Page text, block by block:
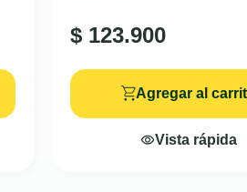
$ 123.900
Agregar al
Vista rápida